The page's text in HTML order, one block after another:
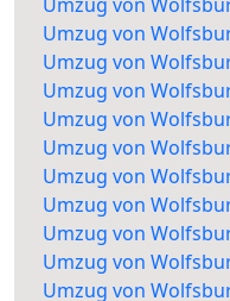
Umzug von
Umzug von
Umzug von
Umzug von
Umzug von
Umzug von
Umzug von
Umzug von
Umzug von
Umzug von